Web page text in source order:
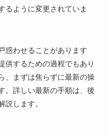
るように変更されていま
惑わせることがあります
供するための過程でもあり
、まずは焦らずに最新の操
。詳しい最新の手順は、後
説します。